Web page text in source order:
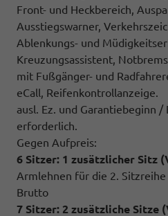
Front- und Heckbereich,
Ausstiegswarner,
Ablenkungs- und
Kreuzungsassistent,
mit Fußgänger- und
eCall, Reifenkontrollanzeige.
ausl. Ez. und Garantiebeginn /
erforderlich.
Gegen Aufpreis:
6 Sitzer: 1 zusätzlicher Sitz (
Armlehnen für die 2.
Brutto
7 Sitzer: 2 zusätzliche Sitze (